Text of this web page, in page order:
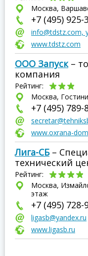
Москва,
+7 (495) 925-
info@tdstz.com,
www.tdstz.com
ООО Запуск–
компания
Рейтинг:
Москва,
+7 (495) 789-
www.oxrana-
Лига-СБ–
технический
Рейтинг:
Москва,
этаж
+7 (495) 728-
ligasb@yandex.ru
www.ligasb.ru